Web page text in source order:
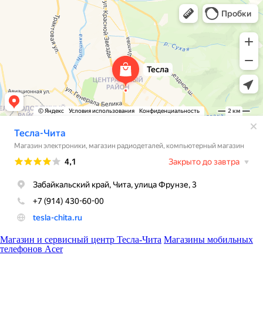
Магазин и сервисный центр Тесла-Чита Магазины мобильных
телефонов Acer